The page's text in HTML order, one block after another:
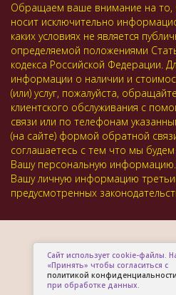
Обращаем ваше внимание на то,
носит исключительно
каких условиях не является
определяемой положениями
кодекса Российской Федерации.
информации о наличии и
(или) услуг, пожалуйста,
клиентского обслуживания с
связи или по телефонам
(на сайте) формой обратной
соглашаетесь с тем что мы
Вашу персональную
Вашу личную информацию
предусмотренных
Сайт использует cookie-файлы.
«Принять» чтобы согласиться с
политикой
при обработке данных.